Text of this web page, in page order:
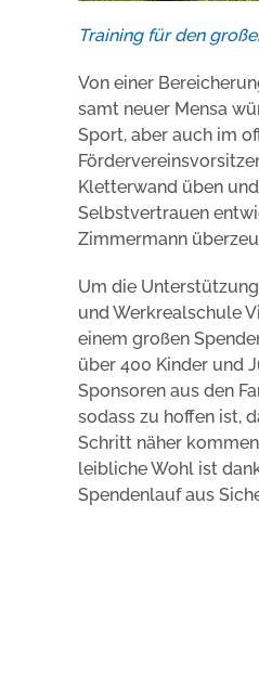
Training für den
Von einer
samt neuer Mensa
Sport, aber auch im
Kletterwand üben
Selbstvertrauen
Zimmermann
Um die
und Werkrealschule
einem großen
über 400 Kinder und
Sponsoren aus den
sodass zu hoffen ist,
Schritt näher
leibliche Wohl ist
Spendenlauf aus